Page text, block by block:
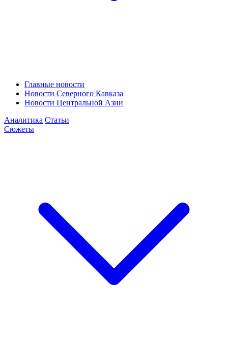
Главные новости
Новости Северного Кавказа
Новости Центральной Азии
Аналитика Статьи
Сюжеты